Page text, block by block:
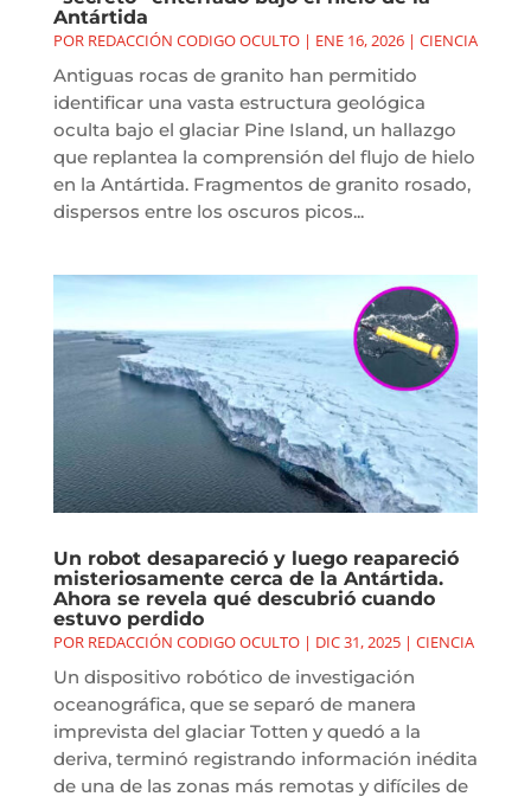
Antártida
POR REDACCIÓN CODIGO OCULTO| ENE 16, 2026| CIENCIA
Antiguas rocas de granito han permitido
identificar una vasta estructura geológica
oculta bajo el glaciar Pine Island, un hallazgo
que replantea la comprensión del flujo de hielo
en la Antártida. Fragmentos de granito rosado,
dispersos entre los oscuros picos...
Un robot desapareció y luego reapareció
misteriosamente cerca de la Antártida.
Ahora se revela qué descubrió cuando
estuvo perdido
POR REDACCIÓN CODIGO OCULTO| DIC 31, 2025| CIENCIA
Un dispositivo robótico de investigación
oceanográfica, que se separó de manera
imprevista del glaciar Totten y quedó a la
deriva, terminó registrando información inédita
de una de las zonas más remotas y difíciles de